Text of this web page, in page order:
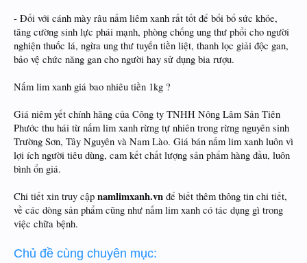
- Đối với cánh mày râu nấm liêm xanh rất tốt để bổi bổ sức khỏe,
tăng cường sinh lực phái mạnh, phòng chống ung thư phổi cho người
nghiện thuốc lá, ngừa ung thư tuyến tiền liệt, thanh lọc giải độc gan,
bảo vệ chức năng gan cho người hay sử dụng bia rượu.
Nấm lim xanh giá bao nhiêu tiền 1kg ?
Giá niêm yết chính hãng của Công ty TNHH Nông Lâm Sản Tiên
Phước thu hái từ nấm lim xanh rừng tự nhiên trong rừng nguyên sinh
Trường Sơn, Tây Nguyên và Nam Lào. Giá bán nấm lim xanh luôn vì
lợi ích người tiêu dùng, cam kết chất lượng sản phẩm hàng đầu, luôn
bình ổn giá.
Chi tiết xin truy cập namlimxanh.vn để biết thêm thông tin chi tiết,
về các dòng sản phẩm cũng như nấm lim xanh có tác dụng gì trong
việc chữa bệnh.
Chủ đề cùng chuyên mục: